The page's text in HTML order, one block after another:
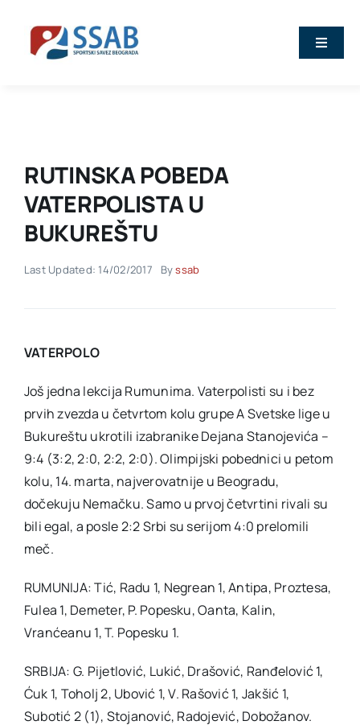
content
Toggle
Kalendar
Stručna predavanja
Akti SSAB
Kontakt
RUTINSKA POBEDA
VATERPOLISTA U
BUKUREŠTU
Last Updated: 14/02/2017 Byssab
VATERPOLO
Još jedna lekcija Rumunima. Vaterpolisti su i bez
prvih zvezda u četvrtom kolu grupe A Svetske lige u
Bukureštu ukrotili izabranike Dejana Stanojevića –
9:4 (3:2, 2:0, 2:2, 2:0). Olimpijski pobednici u petom
kolu, 14. marta, najverovatnije u Beogradu,
dočekuju Nemačku. Samo u prvoj četvrtini rivali su
bili egal, a posle 2:2 Srbi su serijom 4:0 prelomili
meč.
RUMUNIJA: Tić, Radu 1, Negrean 1, Antipa, Proztesa,
Fulea 1, Demeter, P. Popesku, Oanta, Kalin,
Vranćeanu 1, T. Popesku 1.
SRBIJA: G. Pijetlović, Lukić, Drašović, Ranđelović 1,
Ćuk 1, Toholj 2, Ubović 1, V. Rašović 1, Jakšić 1,
Subotić 2 (1), Stojanović, Radojević, Dobožanov.